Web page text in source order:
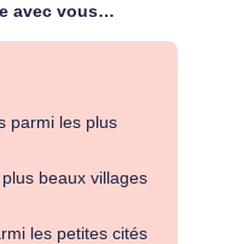
avec vous…
parmi les plus
beaux villages
les petites cités